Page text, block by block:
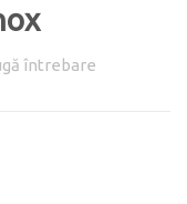
întrebare